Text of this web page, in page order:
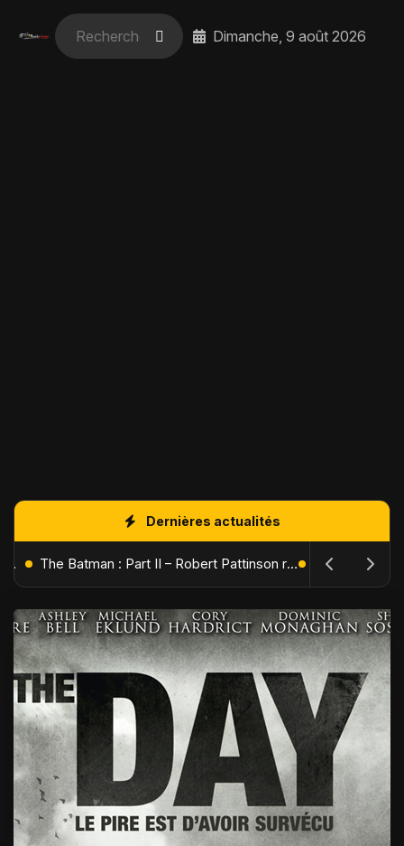
Dimanche, 9 août 2026
Dernières actualités
L'Âge de Glace : Le Réveil du Volcan – Manny, Sid et Diego de retour pour une aventure explosive The Batman : Part II – Robert Pattinson replonge dans les ténèbres de Gotham dès octobre 2027